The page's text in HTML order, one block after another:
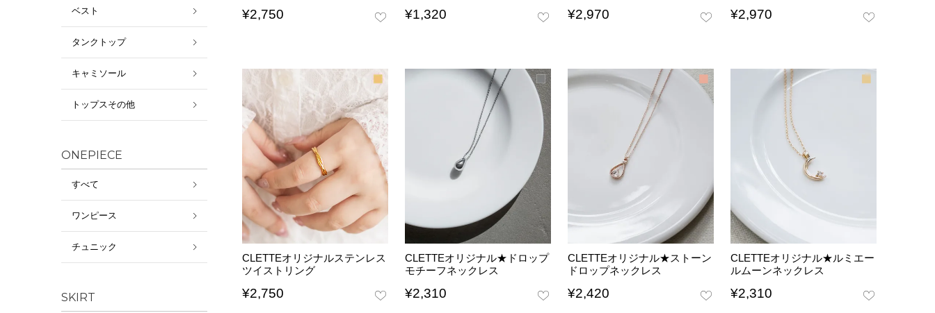
ベスト
タンクトップ
キャミソール
トップスその他
ONEPIECE
すべて
ワンピース
チュニック
SKIRT
¥2,750 ¥1,320 ¥2,970 ¥2,970
CLETTEオリジナルステンレス
ツイストリング
¥2,750
CLETTEオリジナル★ドロップ
モチーフネックレス
¥2,310
CLETTEオリジナル★ストーン
ドロップネックレス
¥2,420
CLETTEオリジナル★ルミエー
ルムーンネックレス
¥2,310